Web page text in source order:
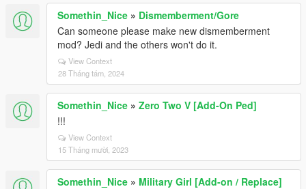
Somethin_Nice » Dismemberment/Gore
Can someone please make new dismemberment
mod? Jedi and the others won't do it.
View Context
28 Tháng tám, 2024
Somethin_Nice » Zero Two V [Add-On Ped]
!!!
View Context
15 Tháng mười, 2023
Somethin_Nice » Military Girl [Add-on / Replace]